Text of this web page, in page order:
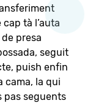
tà l’auta
presa
seguit
puish enfin
cama, la qui
pas seguents